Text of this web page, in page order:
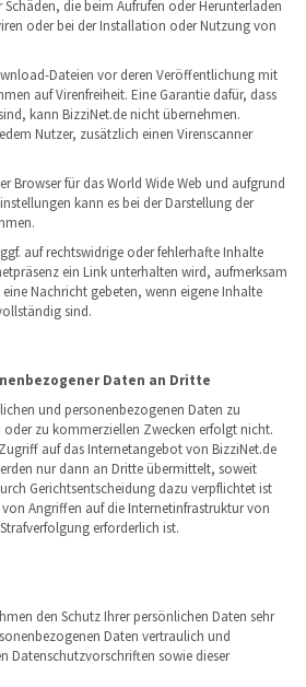
die beim Aufrufen oder Herunterladen
oder bei der Installation oder Nutzung von
Dateien vor deren Veröffentlichung mit
auf Virenfreiheit. Eine Garantie dafür, dass
kann BizziNet.de nicht übernehmen.
Nutzer, zusätzlich einen Virenscanner
Browser für das World Wide Web und aufgrund
kann es bei der Darstellung der
auf rechtswidrige oder fehlerhafte Inhalte
ein Link unterhalten wird, aufmerksam
Nachricht gebeten, wenn eigene Inhalte
sind.
Daten an Dritte
und personenbezogenen Daten zu
zu kommerziellen Zwecken erfolgt nicht.
auf das Internetangebot von BizziNet.de
nur dann an Dritte übermittelt, soweit
Gerichtsentscheidung dazu verpflichtet ist
Angriffen auf die Internetinfrastruktur von
erforderlich ist.
den Schutz Ihrer persönlichen Daten sehr
Daten vertraulich und
Datenschutzvorschriften sowie dieser